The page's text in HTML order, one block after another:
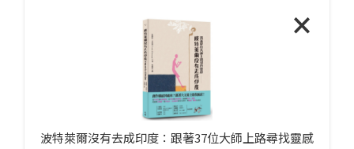
×
波特萊爾沒有去成印度：跟著37位大師上路尋找靈感